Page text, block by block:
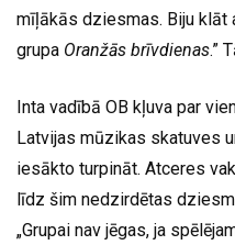
mīļākās dziesmas. Biju klāt
grupa Oranžās brīvdienas.”
Inta vadībā OB kļuva par
Latvijas mūzikas skatuves
iesākto turpināt. Atceres
līdz šim nedzirdētas
„Grupai nav jēgas, ja